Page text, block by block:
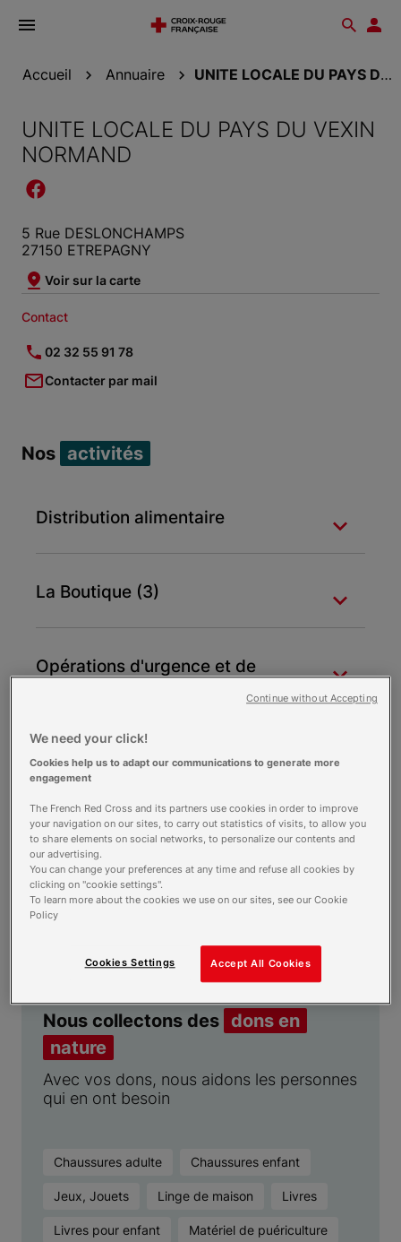
Ouvrir
Accueil Annuaire UNITE LOCALE DU PAYS DU VEXIN NORMAND
UNITE LOCALE DU PAYS DU VEXIN
NORMAND
5 Rue DESLONCHAMPS
27150 ETREPAGNY
Voir sur la carte
Contact
02 32 55 91 78
Contacter par mail
Nos activités
Distribution alimentaire
La Boutique (3)
Opérations d'urgence et de
Postes de secours
Et aussi
Action éducative ponctuelle
Nous collectons des dons en
nature
Avec vos dons, nous aidons les personnes
qui en ont besoin
Chaussures adulte Chaussures enfant
Jeux, Jouets Linge de maison Livres
Livres pour enfant Matériel de puériculture
We need your click!
Cookies help us to adapt our communications to generate more
engagement
The French Red Cross and its partners use cookies in order to improve
your navigation on our sites, to carry out statistics of visits, to allow you
to share elements on social networks, to personalize our contents and
our advertising.
You can change your preferences at any time and refuse all cookies by
clicking on "cookie settings".
To learn more about the cookies we use on our sites, see our Cookie
Policy
Accept All Cookies
Cookies Settings
Continue without Accepting